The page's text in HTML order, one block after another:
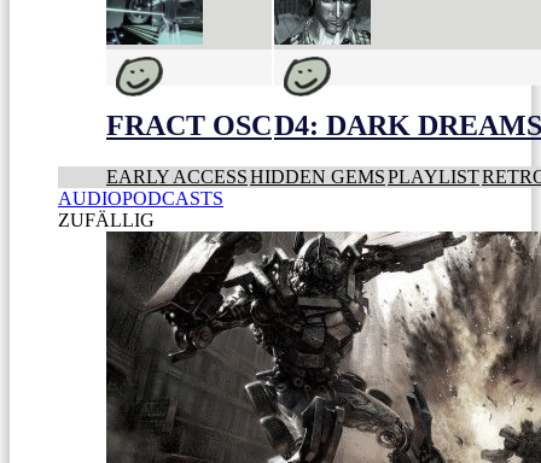
FRACT OSCD4: DARK
EARLY ACCESSHIDDEN GEMSPLAYLIST
AUDIOPODCASTS
ZUFÄLLIG